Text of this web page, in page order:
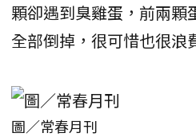
顆卻遇到臭雞蛋，前兩顆
全部倒掉，很可惜也很浪
圖／常春月刊